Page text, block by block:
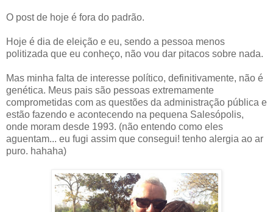
O post de hoje é fora do padrão.
Hoje é dia de eleição e eu, sendo a pessoa menos
politizada que eu conheço, não vou dar pitacos sobre nada.
Mas minha falta de interesse político, definitivamente, não é
genética. Meus pais são pessoas extremamente
comprometidas com as questões da administração pública e
estão fazendo e acontecendo na pequena Salesópolis,
onde moram desde 1993. (não entendo como eles
aguentam... eu fugi assim que consegui! tenho alergia ao ar
puro. hahaha)